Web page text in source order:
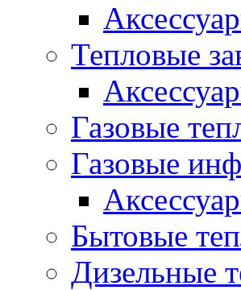
Тепловые
Газовые
Газовые
Бытовые
Дизельные